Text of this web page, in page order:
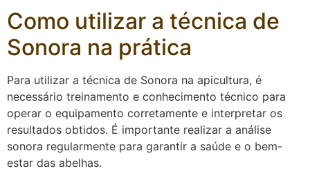
Como utilizar a técnica de
Sonora na prática
Para utilizar a técnica de Sonora na apicultura, é
necessário treinamento e conhecimento técnico para
operar o equipamento corretamente e interpretar os
resultados obtidos. É importante realizar a análise
sonora regularmente para garantir a saúde e o bem-
estar das abelhas.